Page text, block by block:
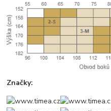
Značky: